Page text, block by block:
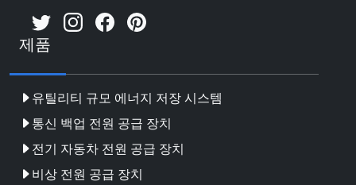
제품
유틸리티 규모 에너지 저장 시스템
통신 백업 전원 공급 장치
전기 자동차 전원 공급 장치
비상 전원 공급 장치